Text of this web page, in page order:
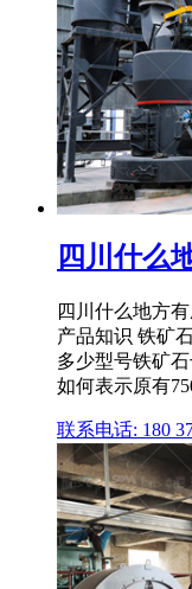
四川什么
四川什么地方
产品知识 铁矿
多少型号铁矿
如何表示原有
联系电话: 180